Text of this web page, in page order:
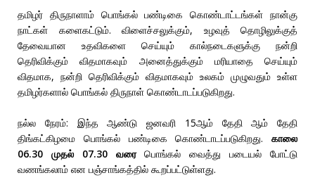
தமிழர் திருநாளாம் பொங்கல் பண்டிகை கொண்டாட்டங்கள் நான்கு
நாட்கள் களைகட்டும். விளைச்சலுக்கும், உழவுத் தொழிலுக்குத்
தேவையான உதவிகளை செய்யும் கால்நடைகளுக்கு நன்றி
தெரிவிக்கும் விதமாகவும் அனைத்துக்கும் மரியாதை செய்யும்
விதமாக, நன்றி தெரிவிக்கும் விதமாகவும் உலகம் முழுவதும் உள்ள
தமிழர்களால் பொங்கல் திருநாள் கொண்டாடப்படுகிறது.
நல்ல நேரம்: இந்த ஆண்டு ஜனவரி 15ஆம் தேதி ஆம் தேதி
திங்கட்கிழமை பொங்கல் பண்டிகை கொண்டாடப்படுகிறது. காலை
06.30 முதல் 07.30 வரைபொங்கல் வைத்து படையல் போட்டு
வணங்கலாம் என பஞ்சாங்கத்தில் கூறப்பட்டுள்ளது.